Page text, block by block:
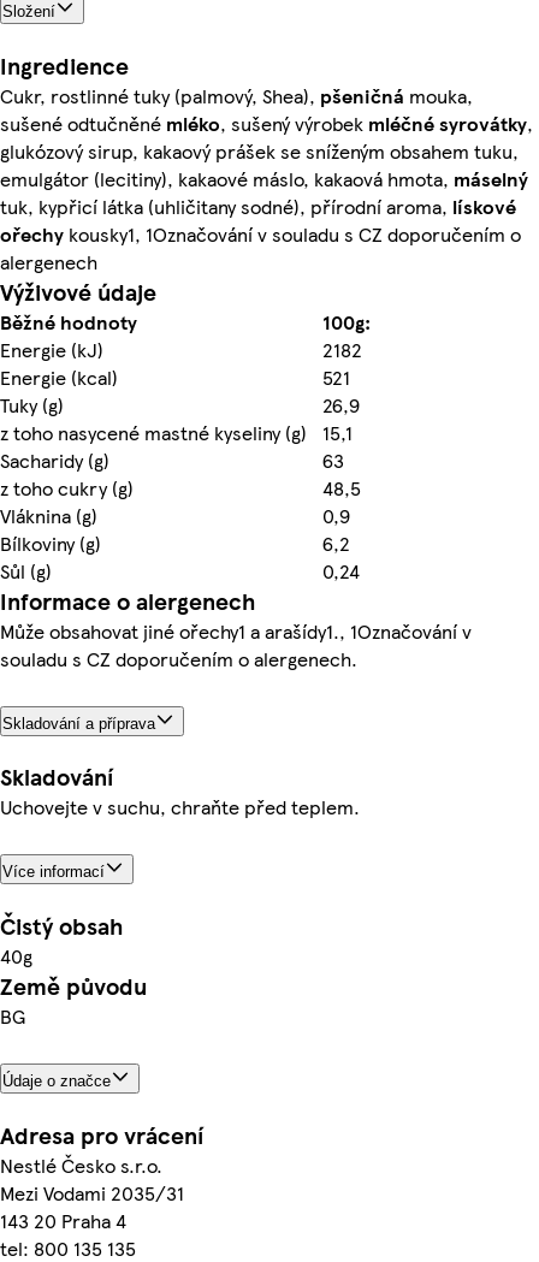
Složení
Ingredience
Cukr, rostlinné tuky (palmový, Shea), pšeničná mouka,
sušené odtučněné mléko, sušený výrobek mléčnésyrovátky,
glukózový sirup, kakaový prášek se sníženým obsahem tuku,
emulgátor (lecitiny), kakaové máslo, kakaová hmota, máselný
tuk, kypřicí látka (uhličitany sodné), přírodní aroma, lískové
ořechy kousky1, 1Označování v souladu s CZ doporučením o
alergenech
Výživové údaje
Běžné hodnoty
100g:
Energie (kJ)
2182
Energie (kcal)
521
Tuky (g)
26,9
z toho nasycené mastné kyseliny (g)
15,1
Sacharidy (g)
63
z toho cukry (g)
48,5
Vláknina (g)
0,9
Bílkoviny (g)
6,2
Sůl (g)
0,24
Informace o alergenech
Může obsahovat jiné ořechy1 a arašídy1., 1Označování v
souladu s CZ doporučením o alergenech.
Skladování a příprava
Skladování
Uchovejte v suchu, chraňte před teplem.
Více informací
Čistý obsah
40g
Země původu
BG
Údaje o značce
Adresa pro vrácení
Nestlé Česko s.r.o.
Mezi Vodami 2035/31
143 20 Praha 4
tel: 800 135 135